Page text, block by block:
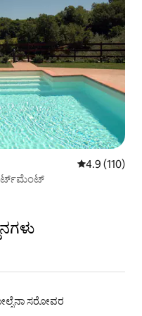
5 ರಲ್ಲಿ 4.9
4.9 (110)
ಸರೋವರ